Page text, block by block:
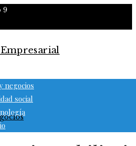
9
negocios
social